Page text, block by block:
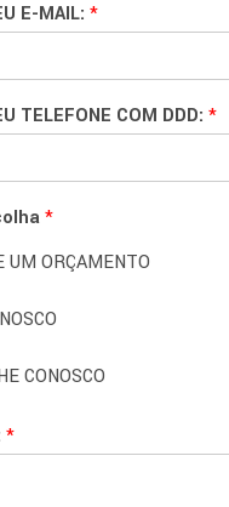
E-MAIL:*
TELEFONE COM DDD:*
*
UM ORÇAMENTO
CONOSCO
*